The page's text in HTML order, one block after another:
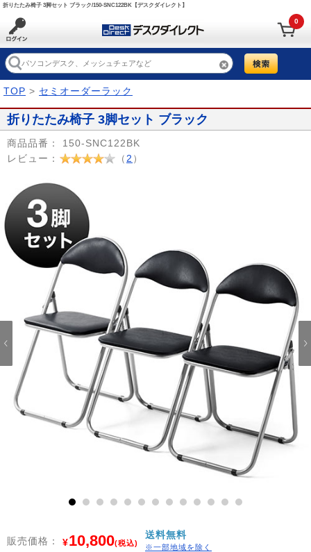
折りたたみ椅子 3脚セット ブラック/150-SNC122BK【デスクダイレクト】
0
TOP > セミオーダーラック
折りたたみ椅子 3脚セット ブラック
商品品番：
150-SNC122BK
レビュー：
（ 2 ）
10 11 12
Prev
販売価格： ¥10,800(税込)
送料無料
※一部地域を除く